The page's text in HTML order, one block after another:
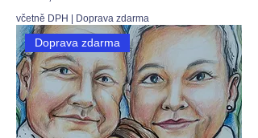
včetně DPH Doprava zdarma
Doprava zdarma